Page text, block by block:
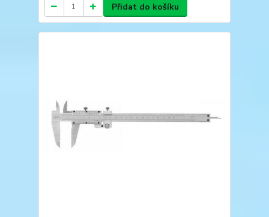
Přidat do košíku